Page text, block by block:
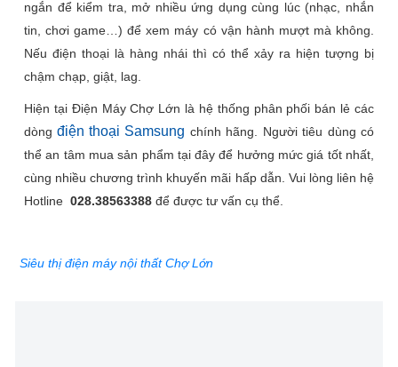
ngắn để kiểm tra, mở nhiều ứng dụng cùng lúc (nhạc, nhắn
tin, chơi game…) để xem máy có vận hành mượt mà không.
Nếu điện thoại là hàng nhái thì có thể xảy ra hiện tượng bị
chậm chạp, giật, lag.
Hiện tại Điện Máy Chợ Lớn là hệ thống phân phối bán lẻ các
dòng điện thoại Samsung chính hãng. Người tiêu dùng có
thể an tâm mua sản phẩm tại đây để hưởng mức giá tốt nhất,
cùng nhiều chương trình khuyến mãi hấp dẫn. Vui lòng liên hệ
Hotline 028.38563388 để được tư vấn cụ thể.
Siêu thị điện máy nội thất Chợ Lớn